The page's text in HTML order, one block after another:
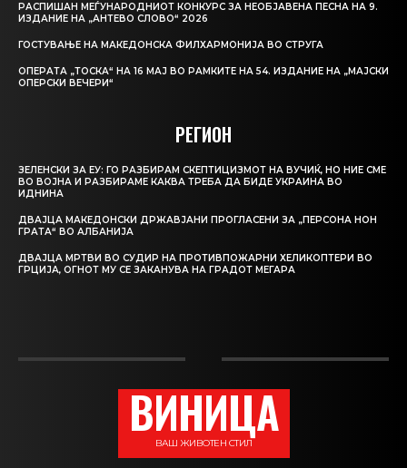
РАСПИШАН МЕЃУНАРОДНИОТ КОНКУРС ЗА НЕОБЈАВЕНА ПЕСНА НА 9.
ИЗДАНИЕ НА „АНТЕВО СЛОВО“ 2026
ГОСТУВАЊЕ НА МАКЕДОНСКА ФИЛХАРМОНИЈА ВО СТРУГА
ОПЕРАТА „ТОСКА“ НА 16 МАЈ ВО РАМКИТЕ НА 54. ИЗДАНИЕ НА „МАЈСКИ
ОПЕРСКИ ВЕЧЕРИ“
РЕГИОН
ЗЕЛЕНСКИ ЗА ЕУ: ГО РАЗБИРАМ СКЕПТИЦИЗМОТ НА ВУЧИЌ, НО НИЕ СМЕ
ВО ВОЈНА И РАЗБИРАМЕ КАКВА ТРЕБА ДА БИДЕ УКРАИНА ВО
ИДНИНА
ДВАЈЦА МАКЕДОНСКИ ДРЖАВЈАНИ ПРОГЛАСЕНИ ЗА „ПЕРСОНА НОН
ГРАТА“ ВО АЛБАНИЈА
ДВАЈЦА МРТВИ ВО СУДИР НА ПРОТИВПОЖАРНИ ХЕЛИКОПТЕРИ ВО
ГРЦИЈА, ОГНОТ МУ СЕ ЗАКАНУВА НА ГРАДОТ МЕГАРА
ВИНИЦА
ВАШ ЖИВОТЕН СТИЛ